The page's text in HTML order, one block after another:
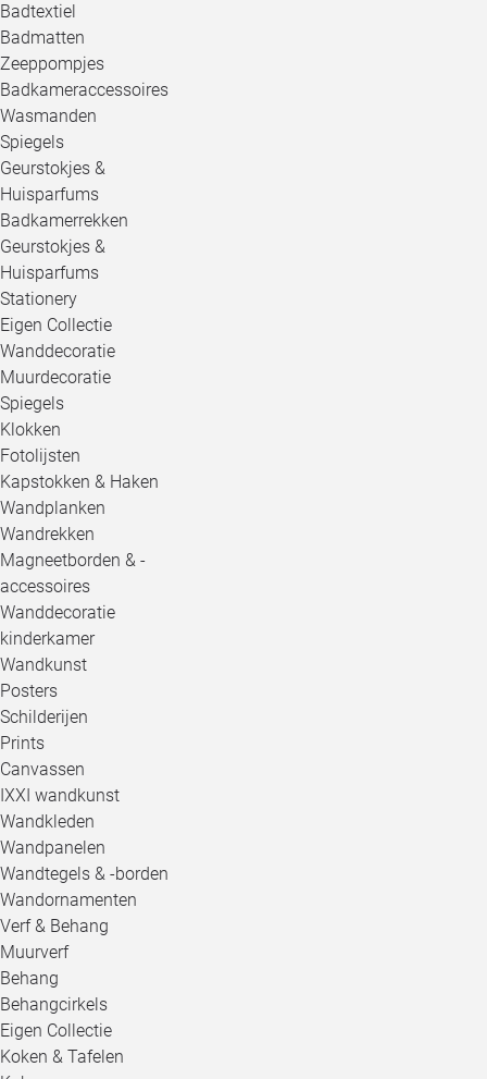
Badtextiel
Badmatten
Zeeppompjes
Badkameraccessoires
Wasmanden
Spiegels
Geurstokjes &
Huisparfums
Badkamerrekken
Geurstokjes &
Huisparfums
Stationery
Eigen Collectie
Wanddecoratie
Muurdecoratie
Spiegels
Klokken
Fotolijsten
Kapstokken & Haken
Wandplanken
Wandrekken
Magneetborden & -
accessoires
Wanddecoratie
kinderkamer
Wandkunst
Posters
Schilderijen
Prints
Canvassen
IXXI wandkunst
Wandkleden
Wandpanelen
Wandtegels & -borden
Wandornamenten
Verf & Behang
Muurverf
Behang
Behangcirkels
Eigen Collectie
Koken & Tafelen